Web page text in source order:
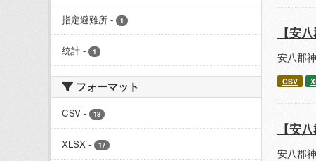
指定避難所 - 1
統計 - 1
フォーマット
CSV - 18
XLSX - 17
【安
安八郡
CSV
【安
安八郡